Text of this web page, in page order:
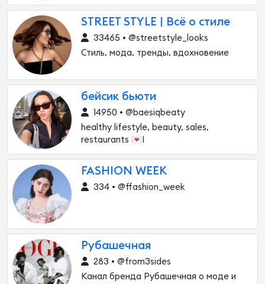
STREET STYLE | Всё о стиле
33465 • @streetstyle_looks
Стиль, мода, тренды, вдохновение
бейсик бьюти
14950 • @baesiqbeaty
healthy lifestyle, beauty, sales,
restaurants 💌I
FASHION WEEK
334 • @ffashion_week
Рубашечная
283 • @from3sides
Канал бренда Рубашечная о моде и